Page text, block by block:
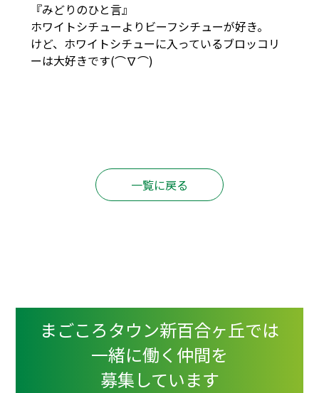
『みどりのひと言』
ホワイトシチューよりビーフシチューが好き。
けど、ホワイトシチューに入っているブロッコリ
ーは大好きです(⌒∇⌒)
一覧に戻る
まごころタウン新百合ヶ丘では
一緒に働く仲間を
募集しています